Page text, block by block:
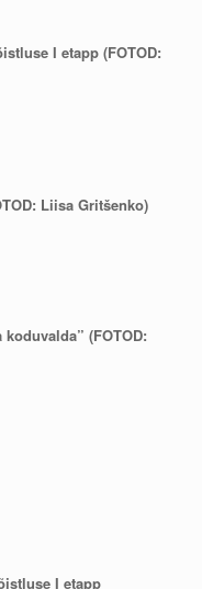
I etapp (FOTOD:
Liisa Gritšenko)
(FOTOD:
I etapp